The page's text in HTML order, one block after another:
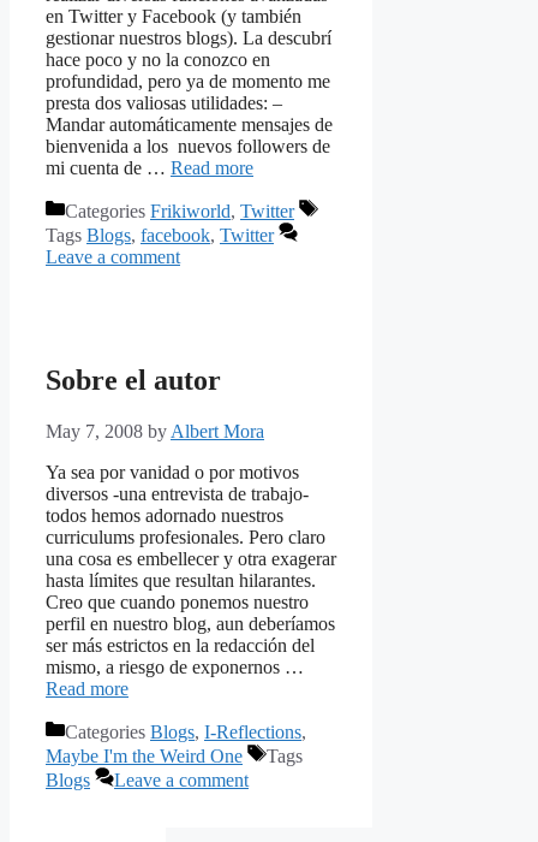
en Twitter y Facebook (y también
gestionar nuestros blogs). La descubrí
hace poco y no la conozco en
profundidad, pero ya de momento me
presta dos valiosas utilidades: –
Mandar automáticamente mensajes de
bienvenida a los nuevos followers de
mi cuenta de … Read more
Categories Frikiworld, Twitter
Tags Blogs, facebook, Twitter
Leave a comment
Sobre el autor
May 7, 2008 by Albert Mora
Ya sea por vanidad o por motivos
diversos -una entrevista de trabajo-
todos hemos adornado nuestros
curriculums profesionales. Pero claro
una cosa es embellecer y otra exagerar
hasta límites que resultan hilarantes.
Creo que cuando ponemos nuestro
perfil en nuestro blog, aun deberíamos
ser más estrictos en la redacción del
mismo, a riesgo de exponernos …
Read more
Categories Blogs, I-Reflections,
Maybe I'm the Weird One
Tags
Blogs
Leave a comment